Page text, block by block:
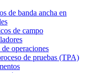
de banda ancha en
de campo
operaciones
de pruebas (TPA)